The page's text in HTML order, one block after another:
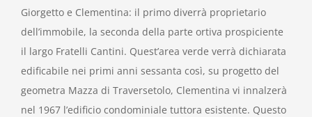
Giorgetto e Clementina: il primo diverrà proprietario
dell’immobile, la seconda della parte ortiva prospiciente
il largo Fratelli Cantini. Quest’area verde verrà dichiarata
edificabile nei primi anni sessanta così, su progetto del
geometra Mazza di Traversetolo, Clementina vi innalzerà
nel 1967 l’edificio condominiale tuttora esistente. Questo